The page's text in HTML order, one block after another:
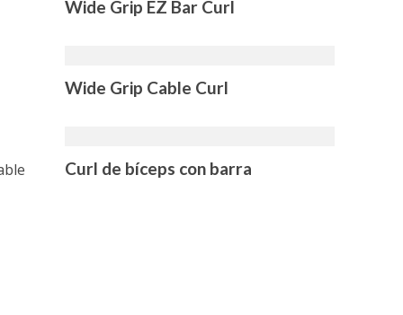
Wide Grip EZ Bar Curl
Wide Grip Cable Curl
Curl de bíceps con barra